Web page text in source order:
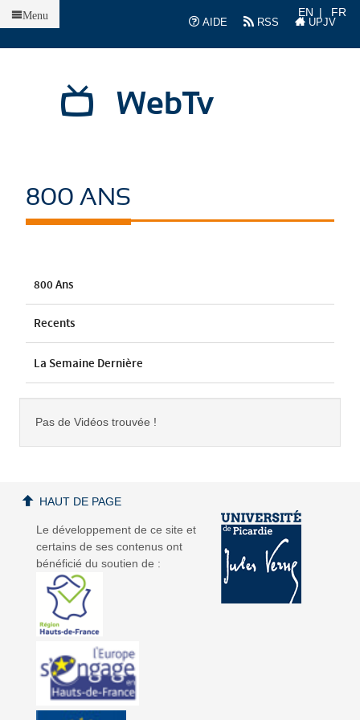
AIDE
RSS UPJV
EN FR
WebTv
Menu
800 ANS
800 Ans
Recents
La Semaine Dernière
Pas de Vidéos trouvée !
Le développement de ce site et
certains de ses contenus ont
bénéficié du soutien de :
HAUT DE PAGE